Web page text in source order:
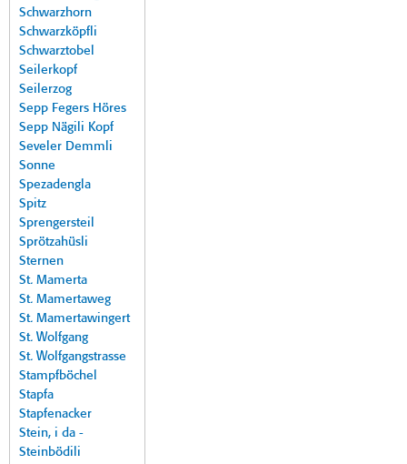
Schwarzhorn
Schwarzköpfli
Schwarztobel
Seilerkopf
Seilerzog
Sepp Fegers Höres
Sepp Nägili Kopf
Seveler Demmli
Sonne
Spezadengla
Spitz
Sprengersteil
Sprötzahüsli
Sternen
St. Mamerta
St. Mamertaweg
St. Mamertawingert
St. Wolfgang
St. Wolfgangstrasse
Stampfböchel
Stapfa
Stapfenacker
Stein, i da -
Steinbödili